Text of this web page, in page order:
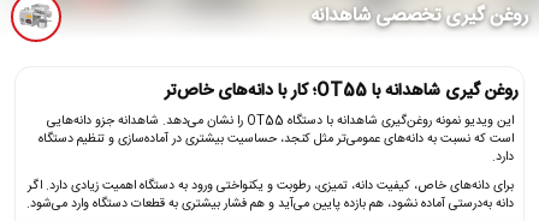
روغن گیری تخصصی شاهدانه
روغن گیری شاهدانه با OT55؛ کار با دانه‌های خاص‌تر
این ویدیو نمونه روغن‌گیری شاهدانه با دستگاه OT55 را نشان می‌دهد. شاهدانه جزو دانه‌هایی
است که نسبت به دانه‌های عمومی‌تر مثل کنجد، حساسیت بیشتری در آماده‌سازی و تنظیم دستگاه
دارد.
برای دانه‌های خاص، کیفیت دانه، تمیزی، رطوبت و یکنواختی ورود به دستگاه اهمیت زیادی دارد. اگر
دانه به‌درستی آماده نشود، هم بازده پایین می‌آید و هم فشار بیشتری به قطعات دستگاه وارد می‌شود.